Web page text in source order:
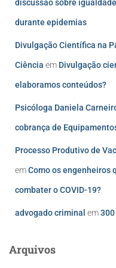
discussão sobre
durante epidemias
Divulgação Científica na
Ciência em Divulgação
elaboramos conteúdos?
Psicóloga Daniela
cobrança de
Processo Produtivo de
emComo os engenheiros
combater o COVID-19?
advogado criminal em
Arquivos